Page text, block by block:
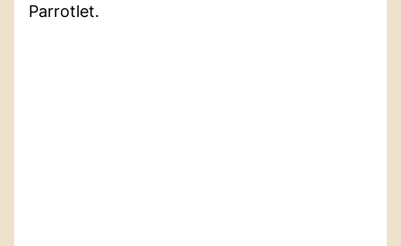
Parrotlet.